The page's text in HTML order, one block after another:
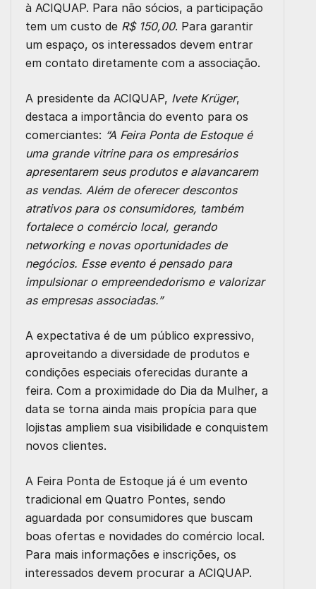
à ACIQUAP. Para não sócios, a participação
tem um custo de R$ 150,00. Para garantir
um espaço, os interessados devem entrar
em contato diretamente com a associação.
A presidente da ACIQUAP, Ivete Krüger,
destaca a importância do evento para os
comerciantes: “A Feira Ponta de Estoque é
uma grande vitrine para os empresários
apresentarem seus produtos e alavancarem
as vendas. Além de oferecer descontos
atrativos para os consumidores, também
fortalece o comércio local, gerando
networking e novas oportunidades de
negócios. Esse evento é pensado para
impulsionar o empreendedorismo e valorizar
as empresas associadas.”
A expectativa é de um público expressivo,
aproveitando a diversidade de produtos e
condições especiais oferecidas durante a
feira. Com a proximidade do Dia da Mulher, a
data se torna ainda mais propícia para que
lojistas ampliem sua visibilidade e conquistem
novos clientes.
A Feira Ponta de Estoque já é um evento
tradicional em Quatro Pontes, sendo
aguardada por consumidores que buscam
boas ofertas e novidades do comércio local.
Para mais informações e inscrições, os
interessados devem procurar a ACIQUAP.